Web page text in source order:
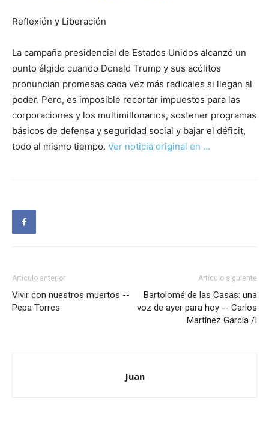
Reflexión y Liberación
La campaña presidencial de Estados Unidos alcanzó un
punto álgido cuando Donald Trump y sus acólitos
pronuncian promesas cada vez más radicales si llegan al
poder. Pero, es imposible recortar impuestos para las
corporaciones y los multimillonarios, sostener programas
básicos de defensa y seguridad social y bajar el déficit,
todo al mismo tiempo. Ver noticia original en …
Artículo anterior
Vivir con nuestros muertos --
Pepa Torres
Artículo siguiente
Bartolomé de las Casas: una
voz de ayer para hoy -- Carlos
Martínez García /I
Juan